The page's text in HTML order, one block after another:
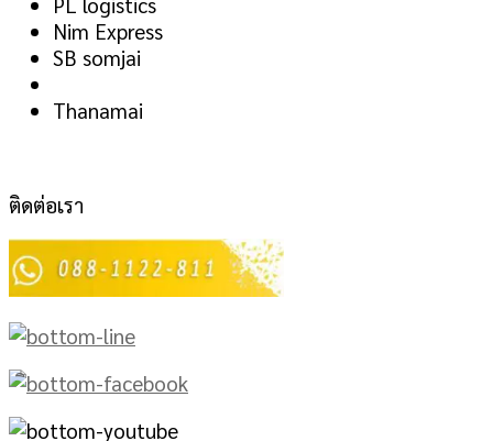
Nim Express
SB somjai
Thanamai
ติดต่อเรา